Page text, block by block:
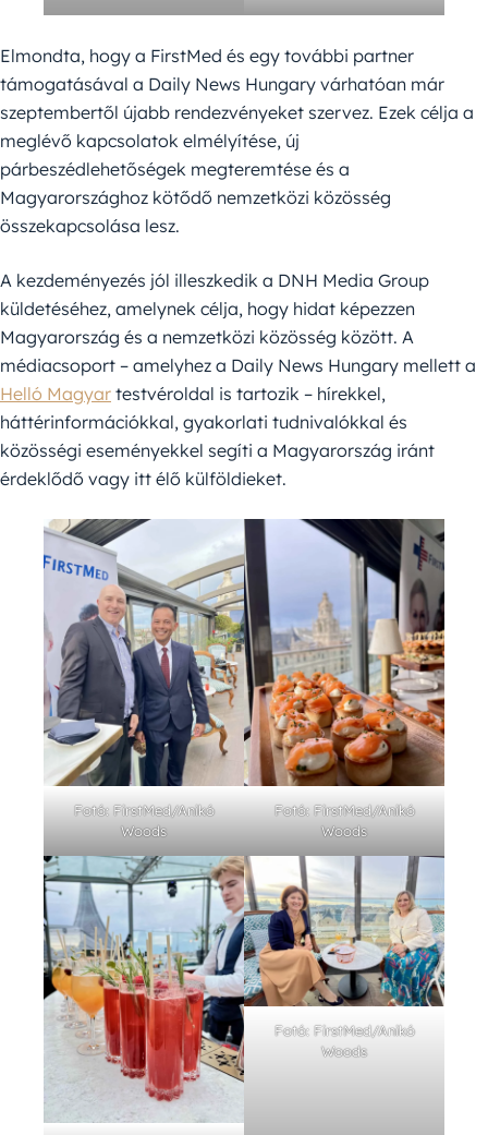
Elmondta, hogy a FirstMed és egy további partner
támogatásával a Daily News Hungary várhatóan már
szeptembertől újabb rendezvényeket szervez. Ezek célja a
meglévő kapcsolatok elmélyítése, új
párbeszédlehetőségek megteremtése és a
Magyarországhoz kötődő nemzetközi közösség
összekapcsolása lesz.
A kezdeményezés jól illeszkedik a DNH Media Group
küldetéséhez, amelynek célja, hogy hidat képezzen
Magyarország és a nemzetközi közösség között. A
médiacsoport – amelyhez a Daily News Hungary mellett a
Helló Magyar testvéroldal is tartozik – hírekkel,
háttérinformációkkal, gyakorlati tudnivalókkal és
közösségi eseményekkel segíti a Magyarország iránt
érdeklődő vagy itt élő külföldieket.
Fotó: FirstMed/Anikó
Woods
Fotó: FirstMed/Anikó
Woods
Fotó: FirstMed/Anikó
Woods